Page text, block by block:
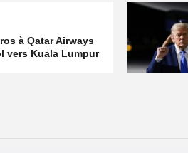
à Qatar Airways
vers Kuala Lumpur